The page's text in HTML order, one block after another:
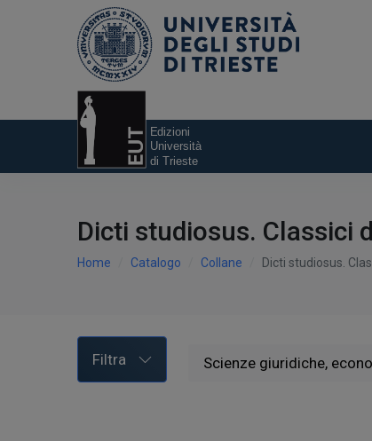
Dicti studiosus. Classici
Home Catalogo Collane Dicti studiosus.
Filtra Scienze giuridiche,